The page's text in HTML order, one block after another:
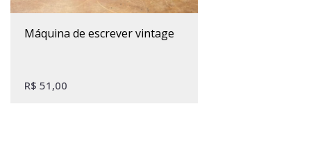
máquina de escrever vintage
R$ 51,00